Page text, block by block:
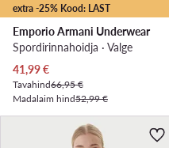
extra -25% Kood: LAST
Emporio Armani Underwear
Spordirinnahoidja · Valge
Praegune hind
41,99€
Tavahind66,95 €
Madalaim hind52,99 €